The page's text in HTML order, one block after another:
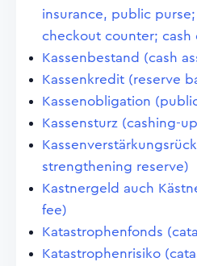
insurance, public
checkout counter; cash
Kassenbestand (cash
Kassenkredit (reserve
Kassenobligation
Kassensturz (cashing-
strengthening reserve)
Kastnergeld auch
fee)
Katastrophenfonds
Katastrophenrisiko